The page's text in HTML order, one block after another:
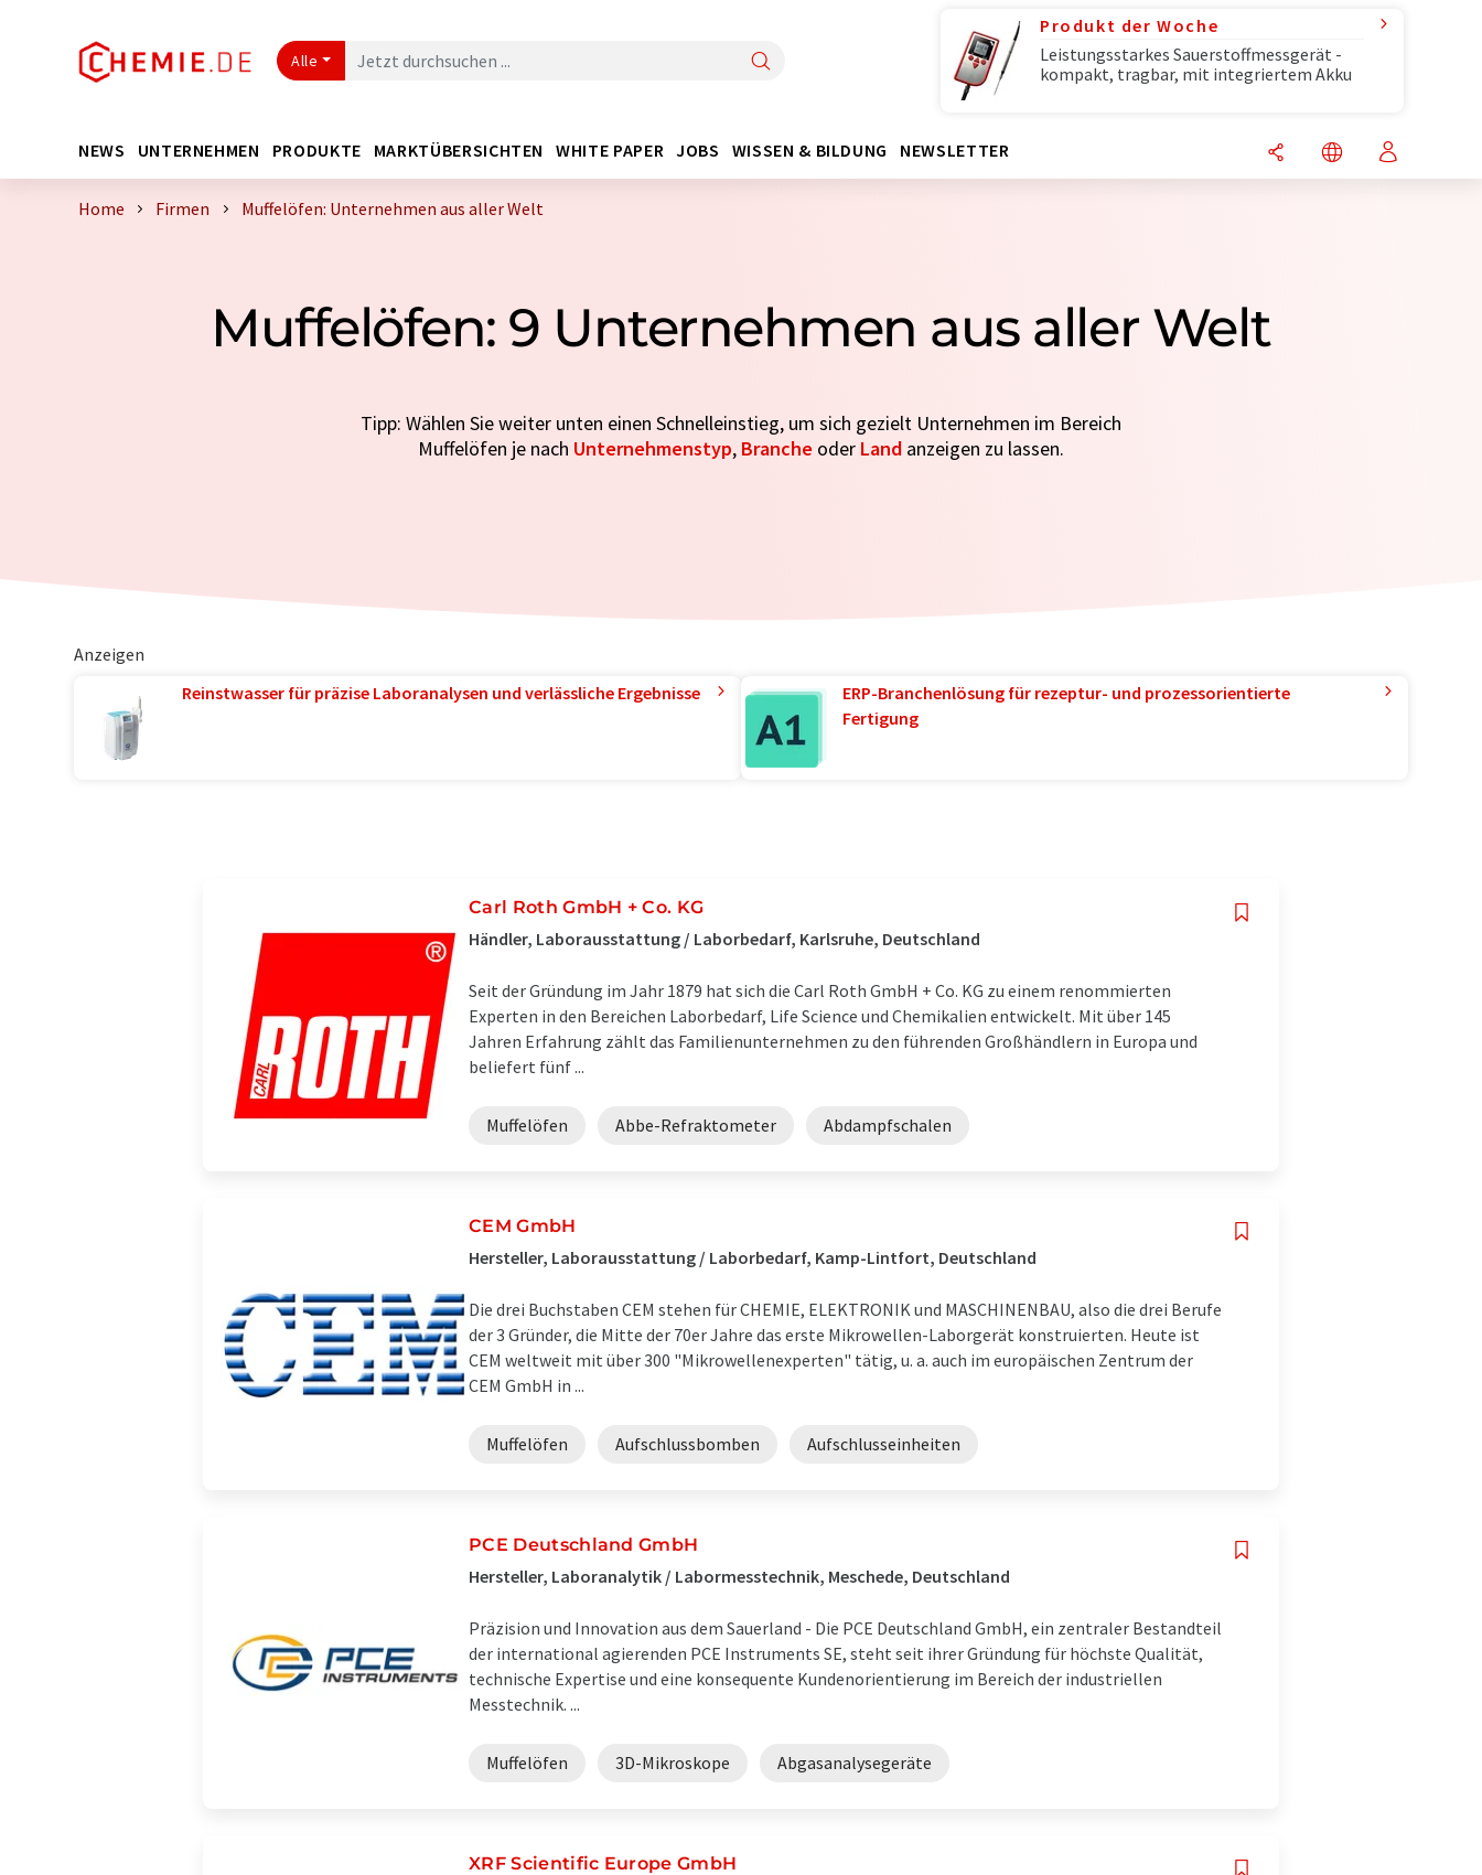
Alle
Produkt der Woche
Leistungsstarkes Sauerstoffmessgerät -
kompakt, tragbar, mit integriertem Akku
NEWS UNTERNEHMEN PRODUKTE MARKTÜBERSICHTEN WHITE PAPER JOBS WISSEN & BILDUNG NEWSLETTER
Home Firmen Muffelöfen: Unternehmen aus aller Welt
Muffelöfen: 9 Unternehmen aus aller Welt
Tipp: Wählen Sie weiter unten einen Schnelleinstieg, um sich gezielt Unternehmen im Bereich
Muffelöfen je nach Unternehmenstyp, Branche oder Land anzeigen zu lassen.
Anzeigen
Reinstwasser für präzise Laboranalysen und verlässliche Ergebnisse
ERP-Branchenlösung für rezeptur- und prozessorientierte
Fertigung
Carl Roth GmbH + Co. KG
Händler, Laborausstattung / Laborbedarf, Karlsruhe, Deutschland
Seit der Gründung im Jahr 1879 hat sich die Carl Roth GmbH + Co. KG zu einem renommierten
Experten in den Bereichen Laborbedarf, Life Science und Chemikalien entwickelt. Mit über 145
Jahren Erfahrung zählt das Familienunternehmen zu den führenden Großhändlern in Europa und
beliefert fünf ...
Muffelöfen Abbe-Refraktometer Abdampfschalen
CEM GmbH
Hersteller, Laborausstattung / Laborbedarf, Kamp-Lintfort, Deutschland
Die drei Buchstaben CEM stehen für CHEMIE, ELEKTRONIK und MASCHINENBAU, also die drei Berufe
der 3 Gründer, die Mitte der 70er Jahre das erste Mikrowellen-Laborgerät konstruierten. Heute ist
CEM weltweit mit über 300 "Mikrowellenexperten" tätig, u. a. auch im europäischen Zentrum der
CEM GmbH in ...
Muffelöfen Aufschlussbomben Aufschlusseinheiten
PCE Deutschland GmbH
Hersteller, Laboranalytik / Labormesstechnik, Meschede, Deutschland
Präzision und Innovation aus dem Sauerland - Die PCE Deutschland GmbH, ein zentraler Bestandteil
der international agierenden PCE Instruments SE, steht seit ihrer Gründung für höchste Qualität,
technische Expertise und eine konsequente Kundenorientierung im Bereich der industriellen
Messtechnik. ...
Muffelöfen 3D-Mikroskope Abgasanalysegeräte
XRF Scientific Europe GmbH